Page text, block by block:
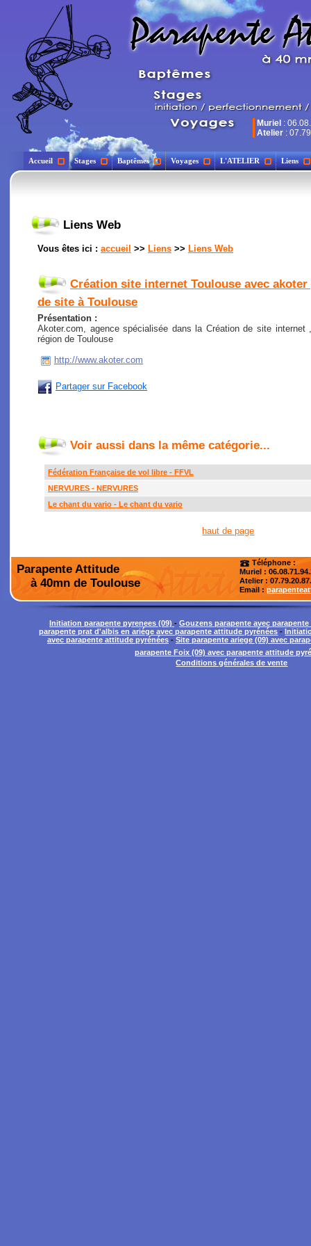
Muriel :
Atelier :
Accueil Stages Baptêmes Voyages L'ATELIER Liens
Liens Web
Vous êtes ici : accueil >> Liens >> Liens Web
Création site internet Toulouse avec
de site à Toulouse
Présentation :
Akoter.com, agence spécialisée dans la Création de site
région de Toulouse
http://www.akoter.com
Partager sur Facebook
Voir aussi dans la même catégorie...
Fédération Française de vol libre - FFVL
NERVURES - NERVURES
Le chant du vario - Le chant du vario
haut de page
Parapente Attitude
à 40mn de Toulouse
Téléphone :
Muriel :
Atelier:
Email :
Initiation parapente pyrenees (09) - Gouzens parapente avec
parapente prat d'albis en ariége avec parapente attitude pyrénées -
avec parapente attitude pyrénées - Site parapente ariege (09) avec
parapente Foix (09) avec parapente attitude
Conditions générales de vente